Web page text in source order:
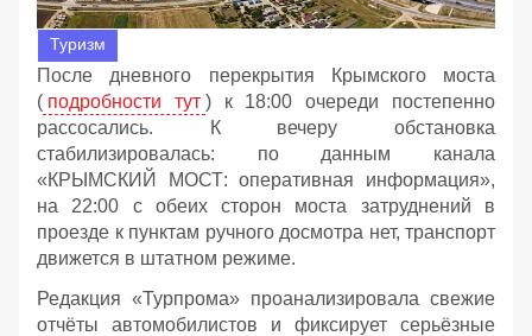
Туризм
После дневного перекрытия Крымского моста
( подробности тут ) к 18:00 очереди постепенно
рассосались. К вечеру обстановка
стабилизировалась: по данным канала
«КРЫМСКИЙ МОСТ: оперативная информация»,
на 22:00 с обеих сторон моста затруднений в
проезде к пунктам ручного досмотра нет, транспорт
движется в штатном режиме.
Редакция «Турпрома» проанализировала свежие
отчёты автомобилистов и фиксирует серьёзные